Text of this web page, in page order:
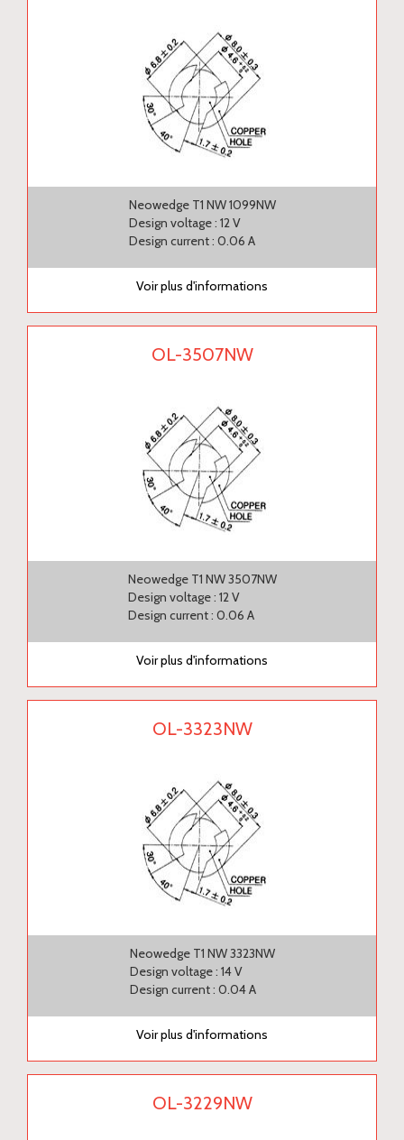
Neowedge T1 NW 1099NW
Design voltage : 12 V
Design current : 0.06 A
Voir plus d'informations
OL-3507NW
Neowedge T1 NW 3507NW
Design voltage : 12 V
Design current : 0.06 A
Voir plus d'informations
OL-3323NW
Neowedge T1 NW 3323NW
Design voltage : 14 V
Design current : 0.04 A
Voir plus d'informations
OL-3229NW